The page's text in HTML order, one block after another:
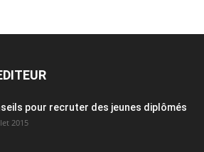
pour recruter des jeunes diplômés
2015